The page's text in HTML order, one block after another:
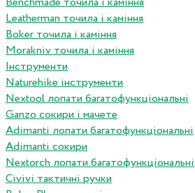
Leatherman точила і каміння
Boker точила і каміння
Morakniv точила і каміння
Інструменти
Naturehike інструменти
Nextool лопати багатофункціональні
Ganzo сокири і мачете
Adimanti лопати багатофункціональні
Adimanti сокири
Nextorch лопати багатофункціональні
Сivivi тактичні ручки